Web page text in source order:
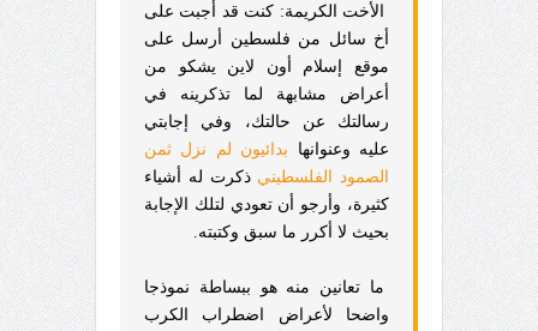
الأخت الكريمة: كنت قد أجبت على
أخ سائل من فلسطين أرسل على
موقع إسلام أون لاين يشكو من
أعراض مشابهة لما تذكرينه في
رسالتك عن حالتك، وفي إجابتي
عليه وعنوانها
بدائيون لم نزل ثمن
الصمود الفلسطيني ذكرت له أشياء
كثيرة، وأرجو أن تعودي لتلك الإجابة
بحيث لا أكرر ما سبق وكتبته.
ما تعانين منه هو ببساطة نموذجا
واضحا لأعراض اضطراب الكرب